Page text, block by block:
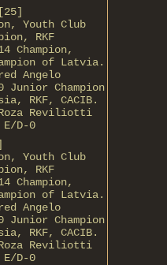
[25]
Youth Club
RKF
Champion,
of Latvia.
Angelo
Junior Champion
RKF, CACIB.
Reviliotti
D-0
Youth Club
RKF
Champion,
of Latvia.
Angelo
Junior Champion
RKF, CACIB.
Reviliotti
D-0